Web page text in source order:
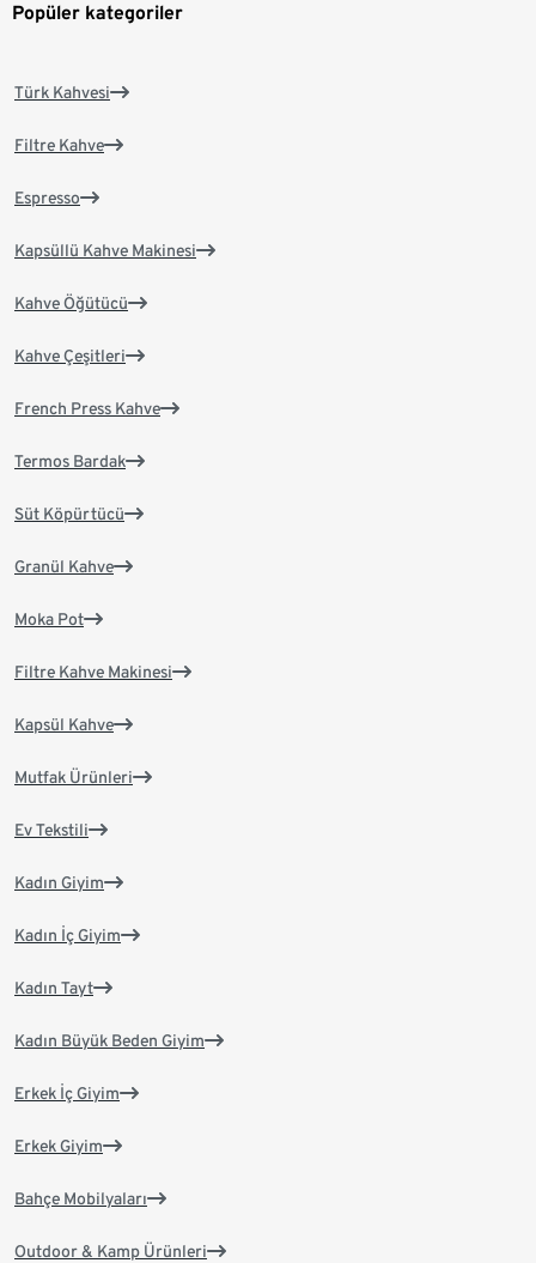
Popüler kategoriler
Türk Kahvesi
Filtre Kahve
Espresso
Kapsüllü Kahve Makinesi
Kahve Öğütücü
Kahve Çeşitleri
French Press Kahve
Termos Bardak
Süt Köpürtücü
Granül Kahve
Moka Pot
Filtre Kahve Makinesi
Kapsül Kahve
Mutfak Ürünleri
Ev Tekstili
Kadın Giyim
Kadın İç Giyim
Kadın Tayt
Kadın Büyük Beden Giyim
Erkek İç Giyim
Erkek Giyim
Bahçe Mobilyaları
Outdoor & Kamp Ürünleri